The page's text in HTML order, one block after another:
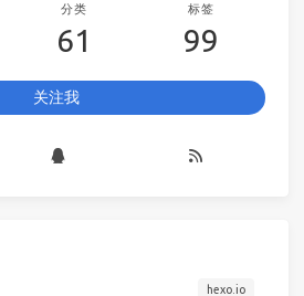
分类
61
标签
99
关注我
hexo.io